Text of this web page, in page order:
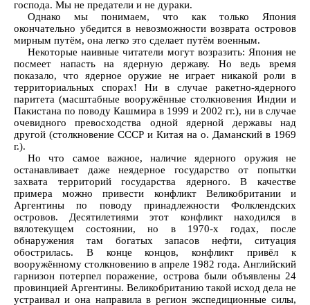
господа. Мы не предатели и не дураки.
Однако мы понимаем, что как только Япония
окончательно убедится в невозможности возврата островов
мирным путём, она легко это сделает путём военным.
Некоторые наивные читатели могут возразить: Япония не
посмеет напасть на ядерную державу. Но ведь время
показало, что ядерное оружие не играет никакой роли в
территориальных спорах! Ни в случае ракетно-ядерного
паритета (масштабные вооружённые столкновения Индии и
Пакистана по поводу Кашмира в 1999 и 2002 гг.), ни в случае
очевидного превосходства одной ядерной державы над
другой (столкновение СССР и Китая на о. Даманский в 1969
г.).
Но что самое важное, наличие ядерного оружия не
останавливает даже неядерное государство от попытки
захвата территорий государства ядерного. В качестве
примера можно привести конфликт Великобритании и
Аргентины по поводу принадлежности Фолклендских
островов. Десятилетиями этот конфликт находился в
вялотекущем состоянии, но в 1970-х годах, после
обнаружения там богатых запасов нефти, ситуация
обострилась. В конце концов, конфликт привёл к
вооружённому столкновению в апреле 1982 года. Английский
гарнизон потерпел поражение, острова были объявлены 24
провинцией Аргентины. Великобританию такой исход дела не
устраивал и она направила в регион экспедиционные силы,